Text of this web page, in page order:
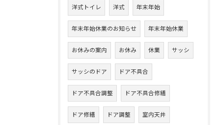
洋式トイレ 洋式 年末年始
年末年始休業のお知らせ 年末年始休業
お休みの案内 お休み 休業 サッシ
サッシのドア ドア不具合
ドア不具合調整 ドア不具合修繕
ドア修繕 ドア調整 室内天井